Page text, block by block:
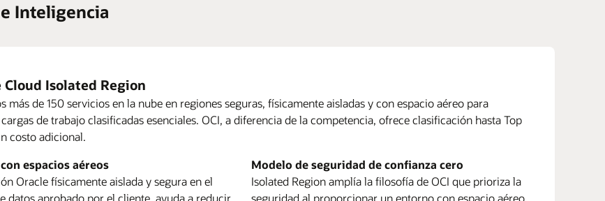
Inteligencia
Cloud Isolated Region
más de 150 servicios en la nube en regiones seguras, físicamente aisladas y con espacio aéreo para
de trabajo clasificadas esenciales. OCI, a diferencia de la competencia, ofrece clasificación hasta Top
costo adicional.
espacios aéreos
Oracle físicamente aislada y segura en el
datos aprobado por el cliente, ayuda a reducir
Modelo de seguridad de confianza cero
Isolated Region amplía la filosofía de OCI que prioriza la
seguridad al proporcionar un entorno con espacio aéreo
Oracle Compute Cloud@Customer (PDF)
en que Oracle potencia los sistemas perimetrales autónomos (PDF)
sobre OCI Roving Edge Infrastructure